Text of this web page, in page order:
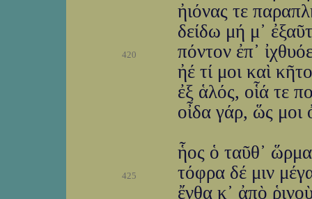
ἠιόνας τε
δείδω μή μ᾽
420
πόντον ἐπ᾽
ἠέ τί μοι καὶ
ἐξ ἁλός, οἷά τε
οἶδα γάρ, ὥς μοι
ἧος ὁ ταῦθ᾽
425
τόφρα δέ μιν
ἔνθα κ᾽ ἀπὸ